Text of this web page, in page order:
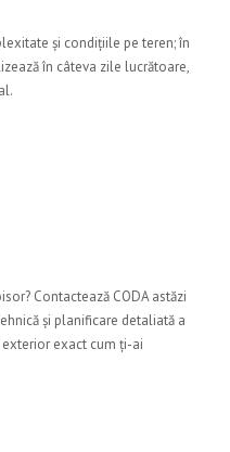
și condițiile pe teren; în
în câteva zile lucrătoare,
Contactează CODA astăzi
și planificare detaliată a
exact cum ți-ai